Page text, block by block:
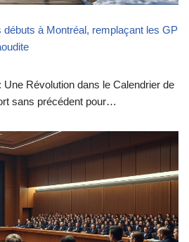
débuts à Montréal, remplaçant les GP
Révolution dans le Calendrier de
sans précédent pour…